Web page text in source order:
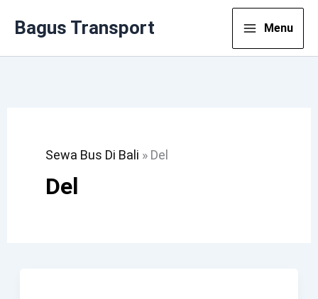
Bagus Transport Menu
Sewa Bus Di Bali » Del
Del